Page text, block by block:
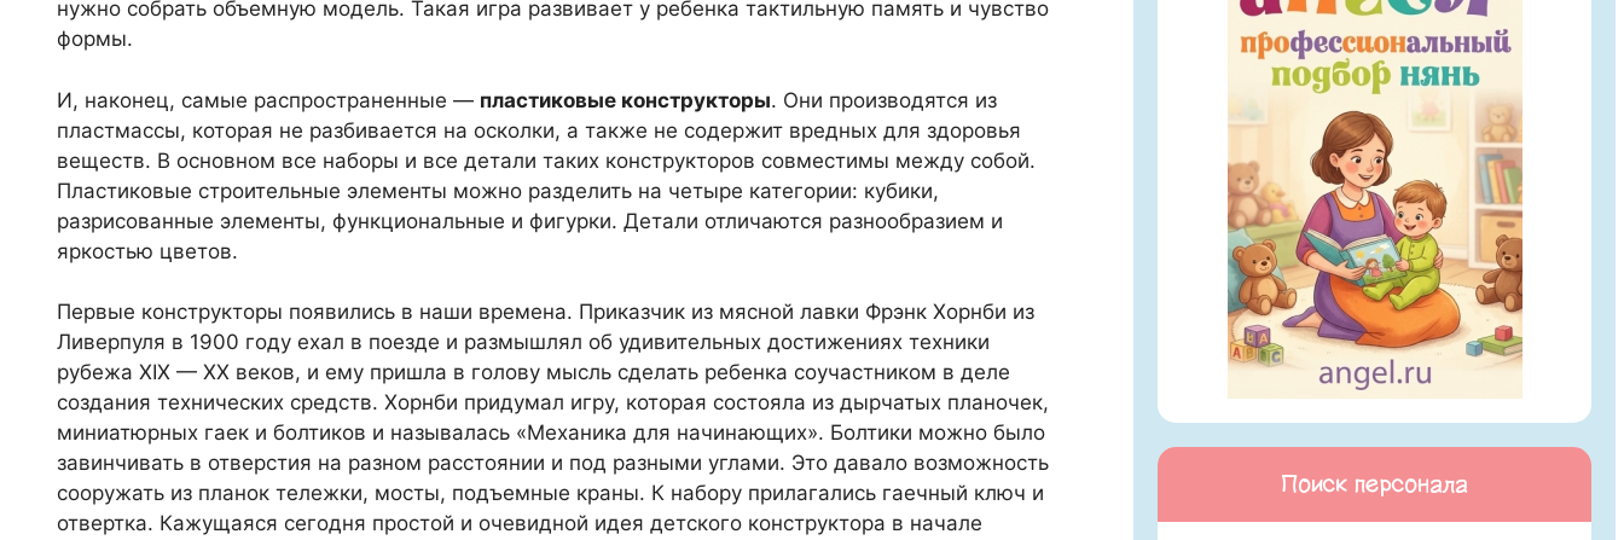
нужно собрать объемную модель. Такая игра развивает у ребенка тактильную память и чувство
формы.
И, наконец, самые распространенные — пластиковые конструкторы. Они производятся из
пластмассы, которая не разбивается на осколки, а также не содержит вредных для здоровья
веществ. В основном все наборы и все детали таких конструкторов совместимы между собой.
Пластиковые строительные элементы можно разделить на четыре категории: кубики,
разрисованные элементы, функциональные и фигурки. Детали отличаются разнообразием и
яркостью цветов.
Первые конструкторы появились в наши времена. Приказчик из мясной лавки Фрэнк Хорнби из
Ливерпуля в 1900 году ехал в поезде и размышлял об удивительных достижениях техники
рубежа XIX — XX веков, и ему пришла в голову мысль сделать ребенка соучастником в деле
создания технических средств. Хорнби придумал игру, которая состояла из дырчатых планочек,
миниатюрных гаек и болтиков и называлась «Механика для начинающих». Болтики можно было
завинчивать в отверстия на разном расстоянии и под разными углами. Это давало возможность
сооружать из планок тележки, мосты, подъемные краны. К набору прилагались гаечный ключ и
отвертка. Кажущаяся сегодня простой и очевидной идея детского конструктора в начале
Поиск персонала